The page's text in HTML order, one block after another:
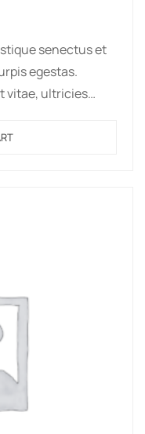
senectus et
egestas.
vitae, ultricies